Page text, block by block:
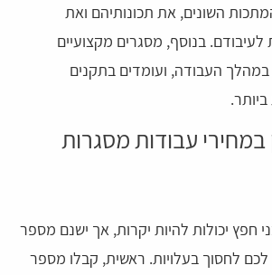
השונים, את תכונותיהם ואת
בנוסף, מסגרים מקצועיים
העבודה, ועומדים בתקנים
במחירי עבודות מסגרות
חפץ יכולות להיות יקרות, אך ישנם מספר
לכם לחסוך בעלויות. ראשית, קבלו מספר